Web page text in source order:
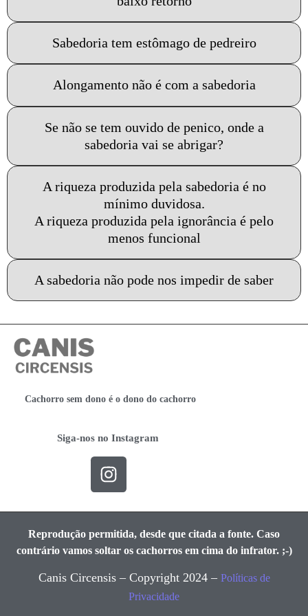
Sabedoria tem estômago de pedreiro
Alongamento não é com a sabedoria
Se não se tem ouvido de penico, onde a
sabedoria vai se abrigar?
A riqueza produzida pela sabedoria é no
mínimo duvidosa.
A riqueza produzida pela ignorância é pelo
menos funcional
A sabedoria não pode nos impedir de saber
Cachorro sem dono é o dono do cachorro
Siga-nos no Instagram
Reprodução permitida, desde que citada a fonte. Caso
contrário vamos soltar os cachorros em cima do infrator. ;-)
Canis Circensis – Copyright 2024 – Políticas de
Privacidade